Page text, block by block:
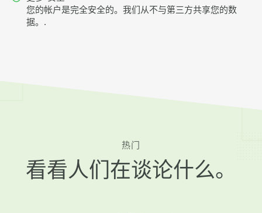
您的帐户是完全安全的。我们从不与第三方共享您的数
据。.
热门
看看人们在谈论什么。